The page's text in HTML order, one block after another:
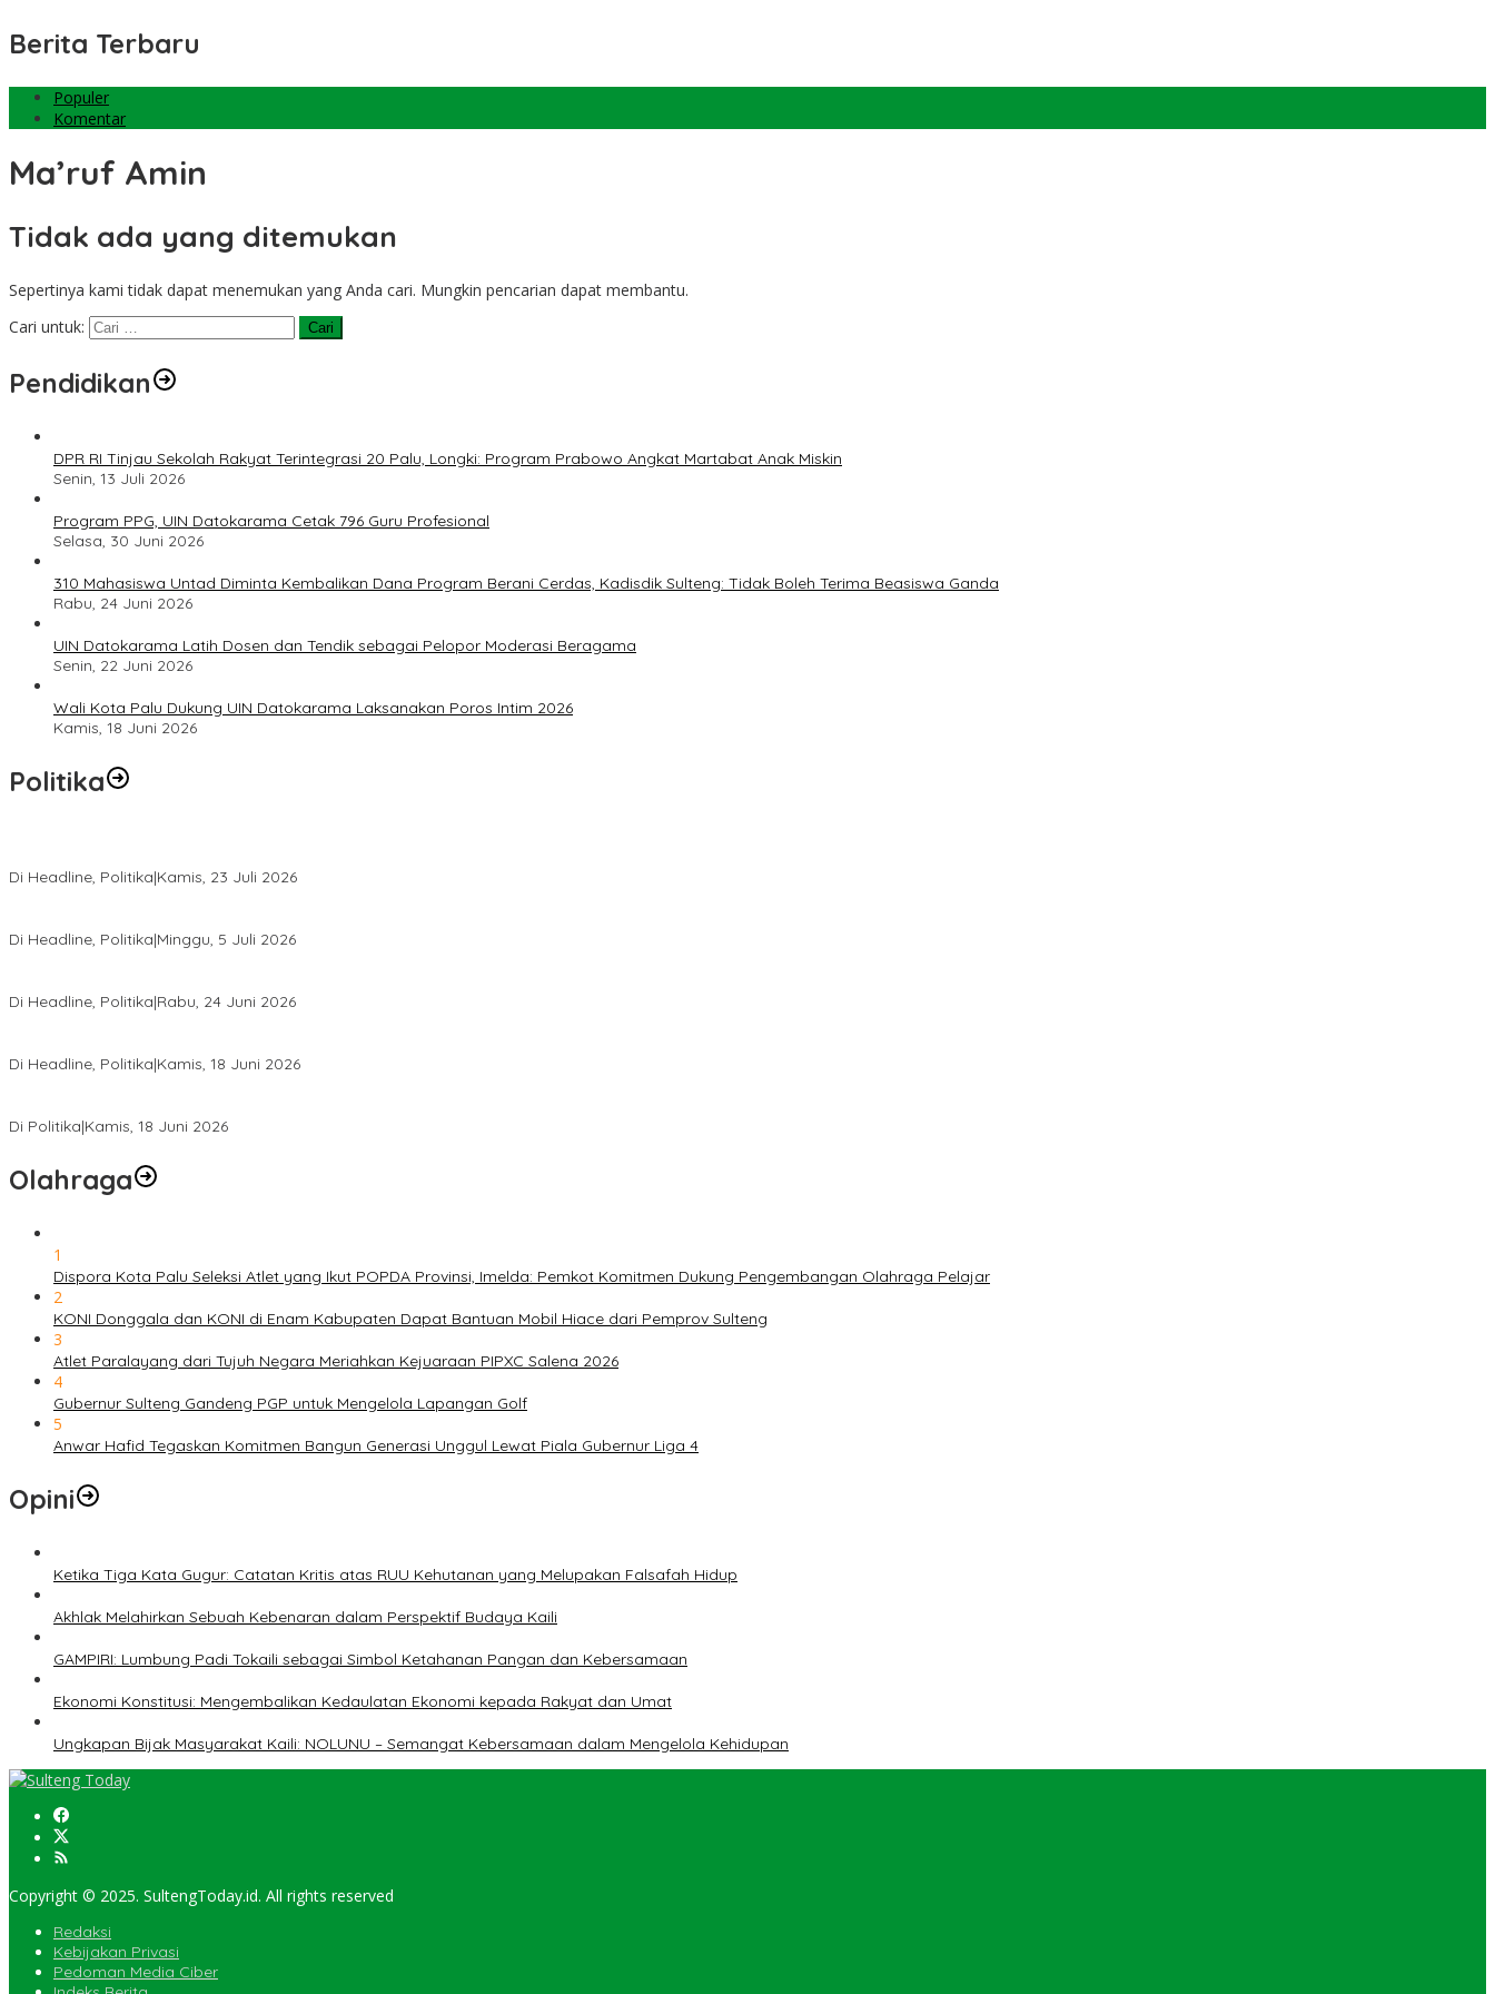
Berita Terbaru
Populer
Komentar
Ma’ruf Amin
Tidak ada yang ditemukan
Sepertinya kami tidak dapat menemukan yang Anda cari. Mungkin pencarian dapat membantu.
Cari untuk:
Pendidikan
DPR RI Tinjau Sekolah Rakyat Terintegrasi 20 Palu, Longki: Program Prabowo Angkat Martabat Anak Miskin
Senin, 13 Juli 2026
Program PPG, UIN Datokarama Cetak 796 Guru Profesional
Selasa, 30 Juni 2026
310 Mahasiswa Untad Diminta Kembalikan Dana Program Berani Cerdas, Kadisdik Sulteng: Tidak Boleh Terima Beasiswa Ganda
Rabu, 24 Juni 2026
UIN Datokarama Latih Dosen dan Tendik sebagai Pelopor Moderasi Beragama
Senin, 22 Juni 2026
Wali Kota Palu Dukung UIN Datokarama Laksanakan Poros Intim 2026
Kamis, 18 Juni 2026
Politika
Di Headline, Politika|Kamis, 23 Juli 2026
Di Headline, Politika|Minggu, 5 Juli 2026
Di Headline, Politika|Rabu, 24 Juni 2026
Di Headline, Politika|Kamis, 18 Juni 2026
Di Politika|Kamis, 18 Juni 2026
Olahraga
1
Dispora Kota Palu Seleksi Atlet yang Ikut POPDA Provinsi, Imelda: Pemkot Komitmen Dukung Pengembangan Olahraga Pelajar
2
KONI Donggala dan KONI di Enam Kabupaten Dapat Bantuan Mobil Hiace dari Pemprov Sulteng
3
Atlet Paralayang dari Tujuh Negara Meriahkan Kejuaraan PIPXC Salena 2026
4
Gubernur Sulteng Gandeng PGP untuk Mengelola Lapangan Golf
5
Anwar Hafid Tegaskan Komitmen Bangun Generasi Unggul Lewat Piala Gubernur Liga 4
Opini
Ketika Tiga Kata Gugur: Catatan Kritis atas RUU Kehutanan yang Melupakan Falsafah Hidup
Akhlak Melahirkan Sebuah Kebenaran dalam Perspektif Budaya Kaili
GAMPIRI: Lumbung Padi Tokaili sebagai Simbol Ketahanan Pangan dan Kebersamaan
Ekonomi Konstitusi: Mengembalikan Kedaulatan Ekonomi kepada Rakyat dan Umat
Ungkapan Bijak Masyarakat Kaili: NOLUNU – Semangat Kebersamaan dalam Mengelola Kehidupan
Copyright © 2025. SultengToday.id. All rights reserved
Redaksi
Kebijakan Privasi
Pedoman Media Ciber